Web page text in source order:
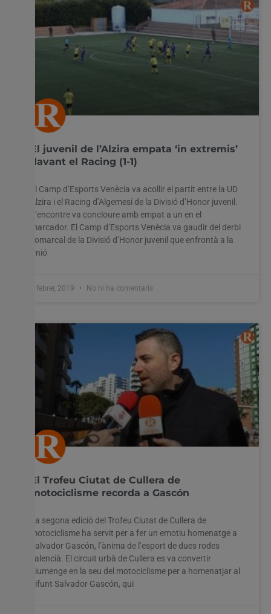
El juvenil de l’Alzira empata ‘in extremis’
davant el Racing (1-1)
El Camp d’Esports Venècia va acollir el partit entre la UD
Alzira i el Racing d’Algemesí de la Divisió d’Honor juvenil.
L’encontre va concloure amb empat a un en el
marcador. El Camp d’Esports Venècia va gaudir del derbi
comarcal de la Divisió d’Honor juvenil que enfrontà a la
Unió
4 febrer, 2019 No hi ha comentaris
El Trofeu Ciutat de Cullera de
motociclisme recorda a Gascón
La segona edició del Trofeu Ciutat de Cullera de
motociclisme ha servit per a fer un emotiu homenatge a
Salvador Gascón, l’ànima de l’esport de dues rodes
valencià. El circuit urbà de Cullera es va convertir
diumenge en la seu del motociclisme per a homenatjar al
difunt Salvador Gascón, qui